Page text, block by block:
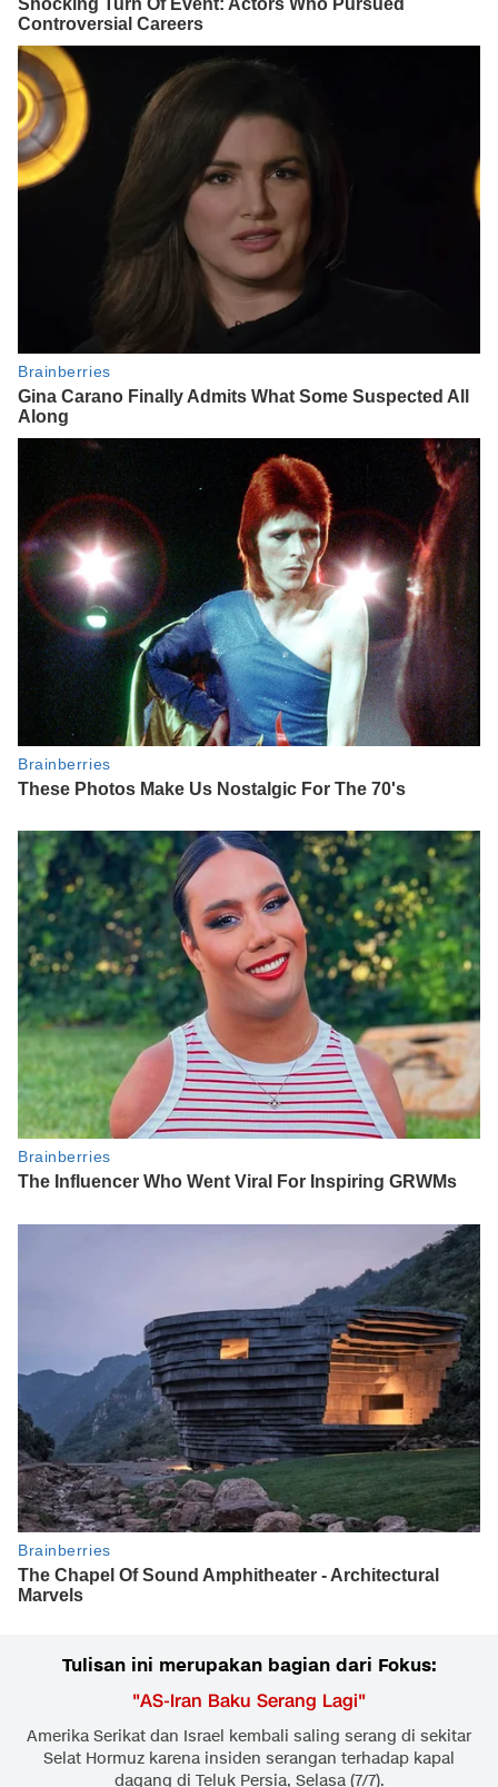
Tulisan ini merupakan bagian dari Fokus:
"AS-Iran Baku Serang Lagi"
Amerika Serikat dan Israel kembali saling serang di sekitar
Selat Hormuz karena insiden serangan terhadap kapal
dagang di Teluk Persia, Selasa (7/7).